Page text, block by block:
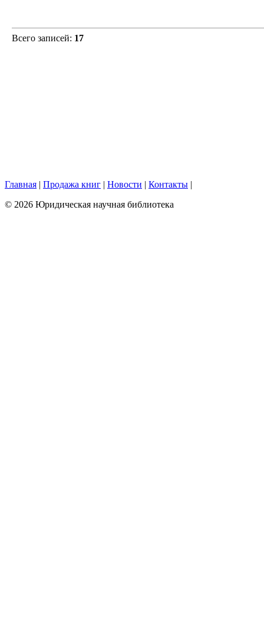
Всего записей: 17
Главная | Продажа книг | Новости | Контакты |
© 2026 Юридическая научная библиотека